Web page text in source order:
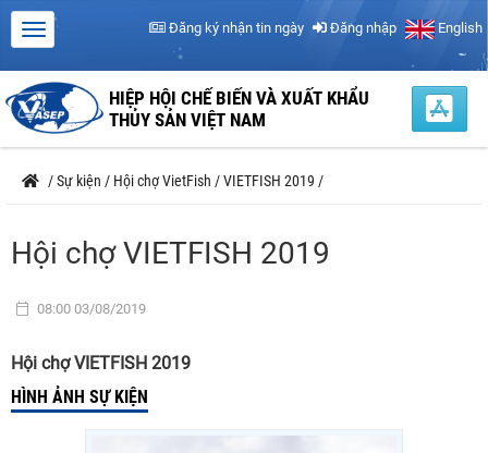
Đăng ký nhận tin ngày Đăng nhập English
HIỆP HỘI CHẾ BIẾN VÀ XUẤT KHẨU
THỦY SẢN VIỆT NAM
/Sự kiện / Hội chợ VietFish /VIETFISH 2019 /
Hội chợ VIETFISH 2019
08:00 03/08/2019
Hội chợ VIETFISH 2019
HÌNH ẢNH SỰ KIỆN